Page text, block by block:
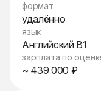
формат
удалённо
язык
Английский B1
зарплата по
~ 439 000 ₽